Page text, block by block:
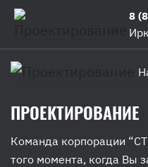
8
ПРОЕКТИРОВАНИЕ
Команда корпорации
того момента, когда Вы